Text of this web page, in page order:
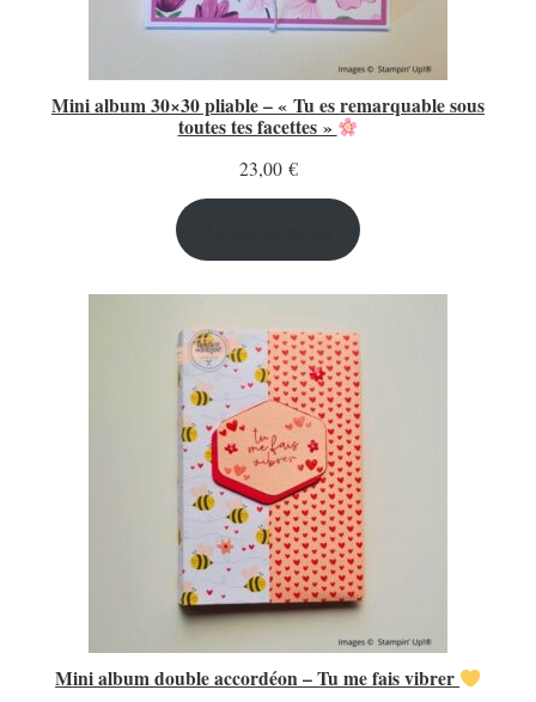
Mini album 30×30 pliable – « Tu es remarquable sous
toutes tes facettes »
23,00 €
Mini album double accordéon – Tu me fais vibrer